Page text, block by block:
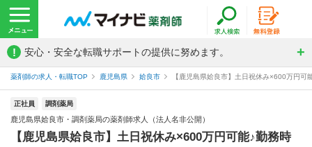
! 安心・安全な転職サポートの提供に努めます。
薬剤師の求人・転職TOP 鹿児島県 姶良市 【鹿児島県姶良市】土日祝休み×600万円
正社員 調剤薬局
鹿児島県姶良市・調剤薬局の薬剤師求人（法人名非公開）
【鹿児島県姶良市】土日祝休み×600万円可能♪勤務時